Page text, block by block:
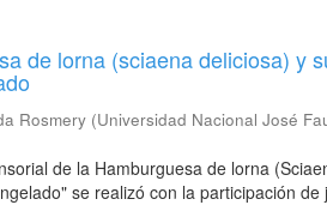
de lorna (sciaena deliciosa) y
Rosmery (Universidad Nacional José
de la Hamburguesa de lorna
se realizó con la participación de